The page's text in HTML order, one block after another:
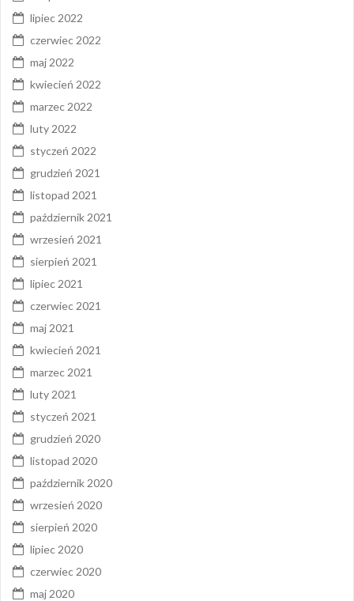
lipiec 2022
czerwiec 2022
maj 2022
kwiecień 2022
marzec 2022
luty 2022
styczeń 2022
grudzień 2021
listopad 2021
październik 2021
wrzesień 2021
sierpień 2021
lipiec 2021
czerwiec 2021
maj 2021
kwiecień 2021
marzec 2021
luty 2021
styczeń 2021
grudzień 2020
listopad 2020
październik 2020
wrzesień 2020
sierpień 2020
lipiec 2020
czerwiec 2020
maj 2020